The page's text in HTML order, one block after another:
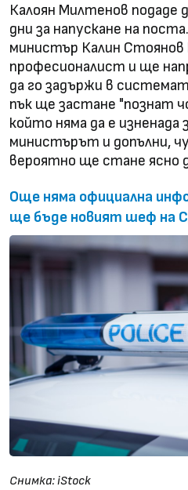
Калоян Милтенов подаде
дни за напускане на
министър Калин Стоянов
професионалист и ще
да го задържи в
пък ще застане "познат
който няма да е изненада
министърът и допълни,
вероятно ще стане ясно
Още няма официална
ще бъде новият шеф на
Снимка: iStock